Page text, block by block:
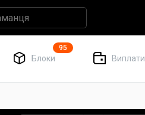
Блоки
95
Виплати